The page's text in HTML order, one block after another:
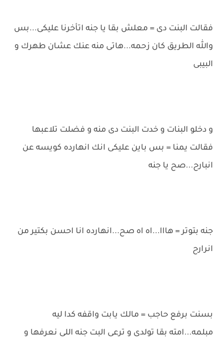
فقالت البنت دى = معلش بقا يا جنه اتأخرنا عليكى...بس
والله الطريق كان زحمه...هاتى منه عنك عشان طهرك و
البيبى
و دخلو البنات و خدت البنت دى منه و فضلت تلاعبها
فقالت يمنا = بس باين عليكى انك انهارده كويسه عن
انبارح...صح يا جنه
جنه بتوتر = هااا...اه اه صح...انهارده انا احسن بكتير من
انرارح
بسنت برفع حاجب = مالك يابت واقفه كدا ليه
مبلمه...امته بقا تولدى و ترعى البت جنه اللى نعرفها و